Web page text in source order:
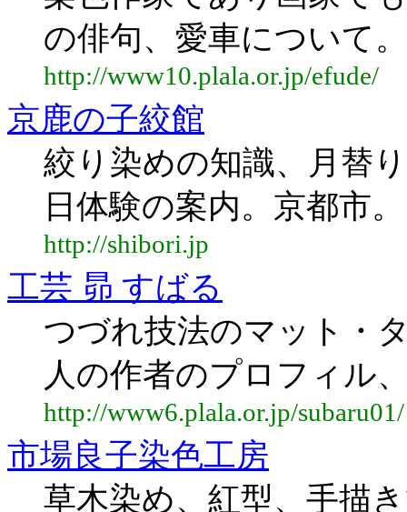
の俳句、愛車について。
http://www10.plala.or.jp/efude/
京鹿の子絞館
絞り染めの知識、月替
日体験の案内。京都市。
http://shibori.jp
工芸 昴 すばる
つづれ技法のマット・
人の作者のプロフィル
http://www6.plala.or.jp/subaru01/
市場良子染色工房
草木染め、紅型、手描